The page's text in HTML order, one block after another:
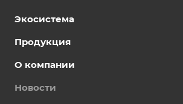
Экосистема
Продукция
О компании
Новости